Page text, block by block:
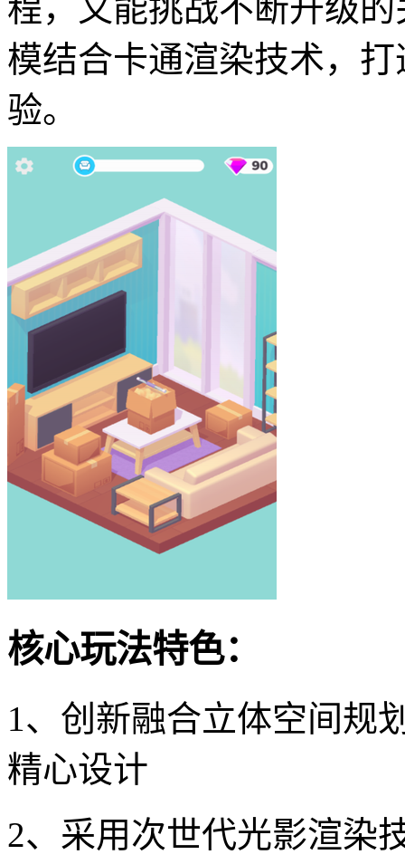
程，又能挑战不断升级
模结合卡通渲染技术，
验。
核心玩法特色：
1、创新融合立体空间规
精心设计
2、采用次世代光影渲染